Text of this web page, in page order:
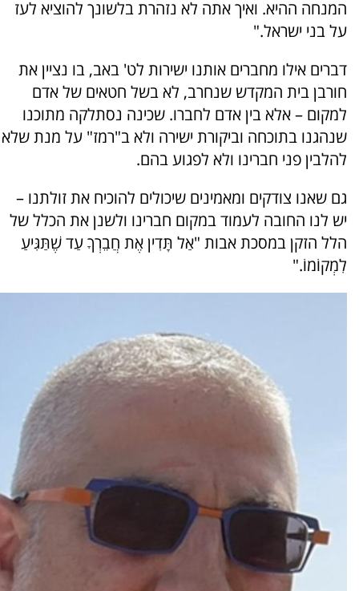
המנחה ההיא. ואיך אתה לא נזהרת בלשונך להוציא לעז
על בני ישראל."
דברים אילו מחברים אותנו ישירות לט' באב, בו נציין את
חורבן בית המקדש שנחרב, לא בשל חטאים של אדם
למקום – אלא בין אדם לחברו. שכינה נסתלקה מתוכנו
שנהגנו בתוכחה וביקורת ישירה ולא ב"רמז" על מנת שלא
להלבין פני חברינו ולא לפגוע בהם.
גם שאנו צודקים ומאמינים שיכולים להוכיח את זולתנו –
יש לנו החובה לעמוד במקום חברינו ולשנן את הכלל של
הלל הזקן במסכת אבות "אַל תָּדִין אֶת חֲבֵרְךָ עַד שֶׁתַּגִּיעַ
לִמְקוֹמוֹ."